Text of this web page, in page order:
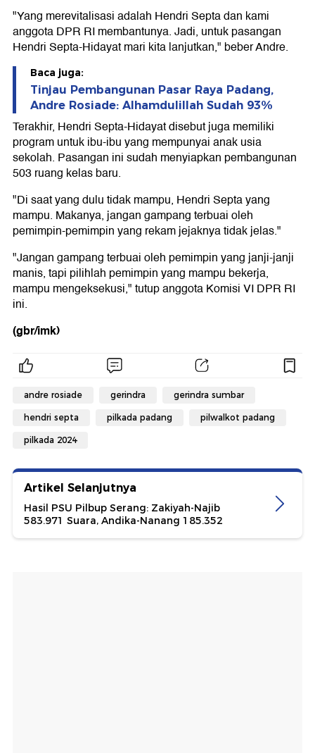
"Yang merevitalisasi adalah Hendri Septa dan kami
anggota DPR RI membantunya. Jadi, untuk pasangan
Hendri Septa-Hidayat mari kita lanjutkan," beber Andre.
Baca juga:
Tinjau Pembangunan Pasar Raya Padang,
Andre Rosiade: Alhamdulillah Sudah 93%
Terakhir, Hendri Septa-Hidayat disebut juga memiliki
program untuk ibu-ibu yang mempunyai anak usia
sekolah. Pasangan ini sudah menyiapkan pembangunan
503 ruang kelas baru.
"Di saat yang dulu tidak mampu, Hendri Septa yang
mampu. Makanya, jangan gampang terbuai oleh
pemimpin-pemimpin yang rekam jejaknya tidak jelas."
"Jangan gampang terbuai oleh pemimpin yang janji-janji
manis, tapi pilihlah pemimpin yang mampu bekerja,
mampu mengeksekusi," tutup anggota Komisi VI DPR RI
ini.
(gbr/imk)
andre rosiade gerindra gerindra sumbar
hendri septa pilkada padang pilwalkot padang
pilkada 2024
Artikel Selanjutnya
Hasil PSU Pilbup Serang: Zakiyah-Najib
583.971 Suara, Andika-Nanang 185.352